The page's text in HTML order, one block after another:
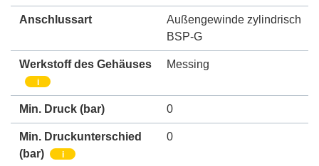
Anschlussart
Außengewinde zylindrisch
BSP-G
Werkstoff des Gehäuses
i
Messing
Min. Druck (bar) 0
Min. Druckunterschied
(bar)
i
0